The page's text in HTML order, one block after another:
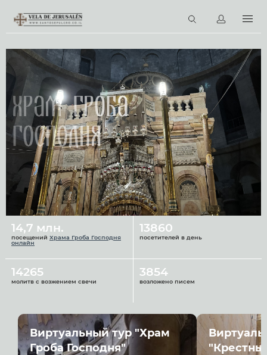
Виртуальные туры
Библиотека
Наши святыни
Новости
Церковный календарь
RU
Храм Гроба
Господня
14,7 млн.
посещений Храма Гроба Господня
онлайн
13860
посетителей в день
14265
молитв с возжением свечи
3854
возложено писем
Виртуальный тур "Храм
Гроба Господня"